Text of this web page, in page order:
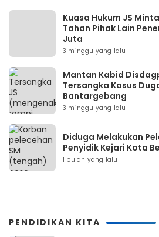
Kuasa Hukum JS
Tahan Pihak Lain
Juta
3 minggu yang lalu
Mantan Kabid
Tersangka Kasus
Bantargebang
3 minggu yang lalu
Diduga Melakukan
Penyidik Kejari Kota
1 bulan yang lalu
PENDIDIKAN KITA